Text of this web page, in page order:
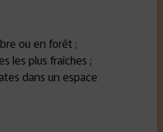
ou en forêt ;
les plus fraîches ;
dans un espace